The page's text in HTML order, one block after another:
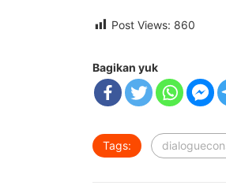
Post Views: 860
Bagikan yuk
Tags: